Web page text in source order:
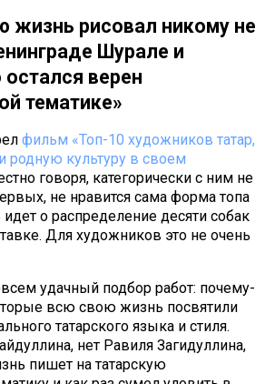
жизнь рисовал никому не
Шурале и
верен
тематике»
фильм «Топ-10 художников татар,
родную культуру в своем
говоря, категорически с ним не
не нравится сама форма топа
идет о распределение десяти собак
Для художников это не очень
удачный подбор работ: почему-
всю свою жизнь посвятили
татарского языка и стиля.
нет Равиля Загидуллина,
пишет на татарскую